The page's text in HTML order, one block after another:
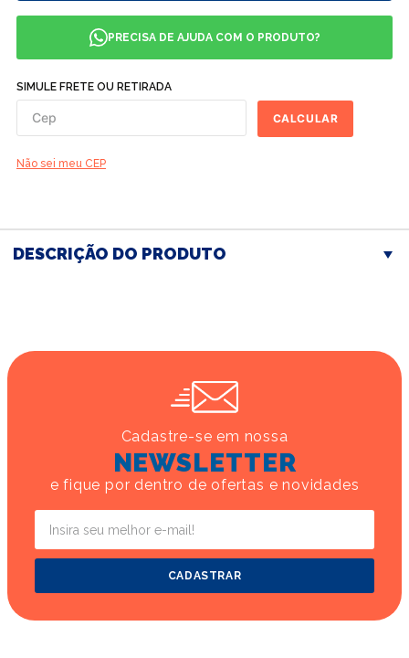
PRECISA DE AJUDA COM O PRODUTO?
SIMULE FRETE OU RETIRADA
CALCULAR
Não sei meu CEP
DESCRIÇÃO DO PRODUTO
Cadastre-se em nossa
NEWSLETTER
e fique por dentro de ofertas e novidades
CADASTRAR